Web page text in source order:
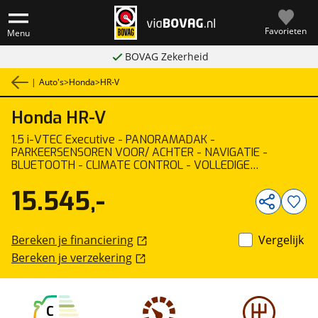
Menu Favorieten
BOVAG Zekerheid
| Auto's>Honda>HR-V
Honda HR-V
1.5 i-VTEC Executive - PANORAMADAK -
PARKEERSENSOREN VOOR/ ACHTER - NAVIGATIE -
BLUETOOTH - CLIMATE CONTROL - VOLLEDIGE
DONKER GETINTE RAMEN ACHTER - CRUISE CONTROL -
VOORSTOELEN VERWARMD
C
15.545,-
Bereken je financiering
Bereken je verzekering
Vergelijk